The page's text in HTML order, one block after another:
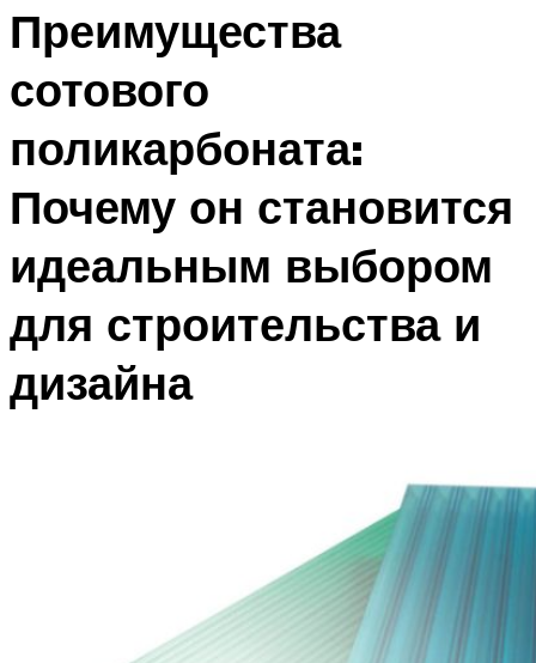
Преимущества
сотового
поликарбоната:
Почему он становится
идеальным выбором
для строительства и
дизайна